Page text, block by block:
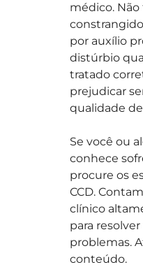
médico.
por auxílio
distúrbio
tratado
prejudicar
qualidade
Se você ou
conhece
procure os
CCD.
clínico
para
problemas.
conteúdo.